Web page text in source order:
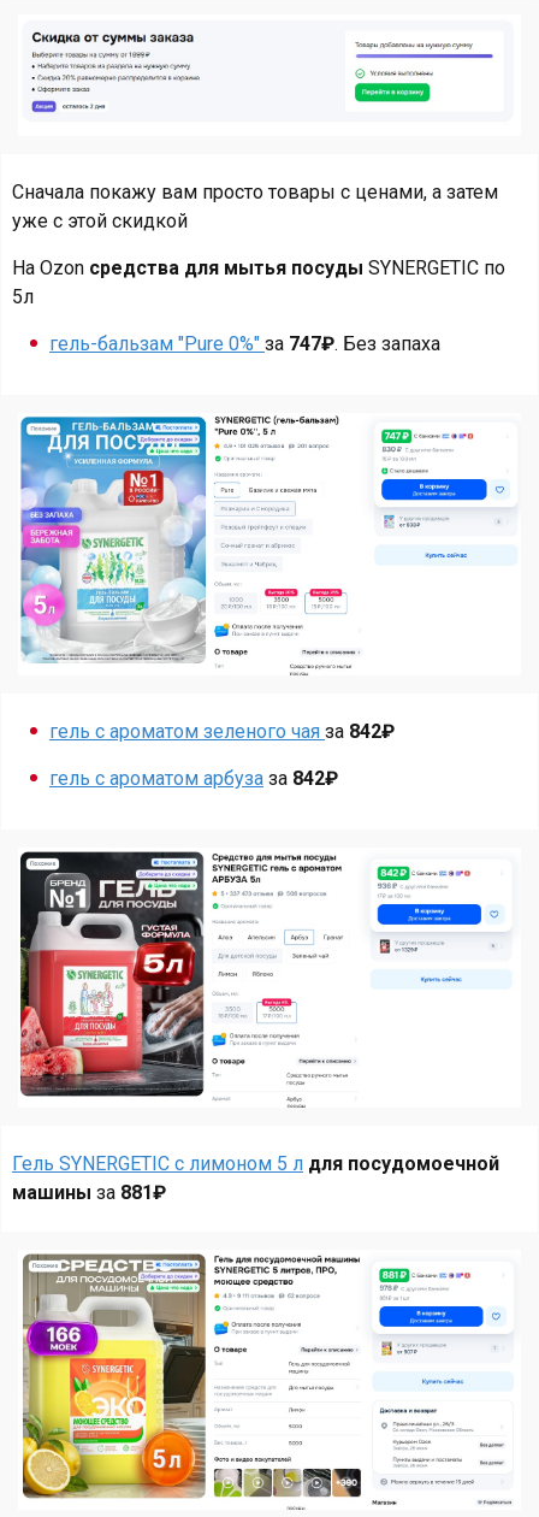
Сначала покажу вам просто товары с ценами, а затем
уже с этой скидкой
На Ozon средства для мытья посуды SYNERGETIC по
5л
гель-бальзам "Pure 0%" за 747₽. Без запаха
гель c ароматом зеленого чая за 842₽
гель с ароматом арбуза за 842₽
Гель SYNERGETIC с лимоном 5 л для посудомоечной
машины за 881₽